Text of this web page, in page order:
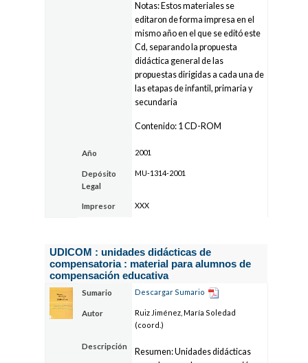
Notas: Estos materiales se
editaron de forma impresa en el
mismo año en el que se editó este
Cd, separando la propuesta
didáctica general de las
propuestas dirigidas a cada una de
las etapas de infantil, primaria y
secundaria
Contenido: 1 CD-ROM
Año 2001
Depósito
Legal
MU-1314-2001
Impresor XXX
UDICOM : unidades didácticas de
compensatoria : material para alumnos de
compensación educativa
Sumario Descargar Sumario
Autor
Ruiz Jiménez, María Soledad
(coord.)
Descripción
Resumen: Unidades didácticas